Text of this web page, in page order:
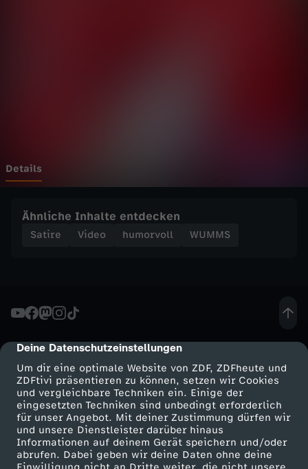
cmp-dialog-description
Deine Datenschutzeinstellungen
Um dir eine optimale Website von ZDF, ZDFheute und
ZDFtivi präsentieren zu können, setzen wir Cookies
und vergleichbare Techniken ein. Einige der
eingesetzten Techniken sind unbedingt erforderlich
für unser Angebot. Mit deiner Zustimmung dürfen wir
und unsere Dienstleister darüber hinaus
Informationen auf deinem Gerät speichern und/oder
abrufen. Dabei geben wir deine Daten ohne deine
e
m
n
e
a
k
e
Details
Ähnliche Inhalte entdecken
Satire Video humorvoll WUMMS
Mehr ZDF
ZDF-Apps
Service
ZDFmitreden